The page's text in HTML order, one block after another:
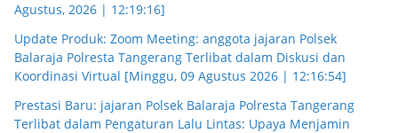
Agustus, 2026 | 12:19:16]
Update Produk: Zoom Meeting: anggota jajaran Polsek
Balaraja Polresta Tangerang Terlibat dalam Diskusi dan
Koordinasi Virtual [Minggu, 09 Agustus 2026 | 12:16:54]
Prestasi Baru: jajaran Polsek Balaraja Polresta Tangerang
Terlibat dalam Pengaturan Lalu Lintas: Upaya Menjamin